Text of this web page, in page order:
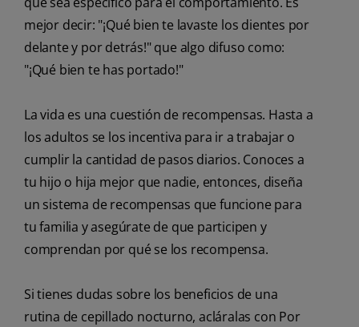
mejor decir: "¡Qué bien te lavaste los dientes por
delante y por detrás!" que algo difuso como:
"¡Qué bien te has portado!"
La vida es una cuestión de recompensas. Hasta a
los adultos se los incentiva para ir a trabajar o
cumplir la cantidad de pasos diarios. Conoces a
tu hijo o hija mejor que nadie, entonces, diseña
un sistema de recompensas que funcione para
tu familia y asegúrate de que participen y
comprendan por qué se los recompensa.
Si tienes dudas sobre los beneficios de una
rutina de cepillado nocturno, acláralas con Por